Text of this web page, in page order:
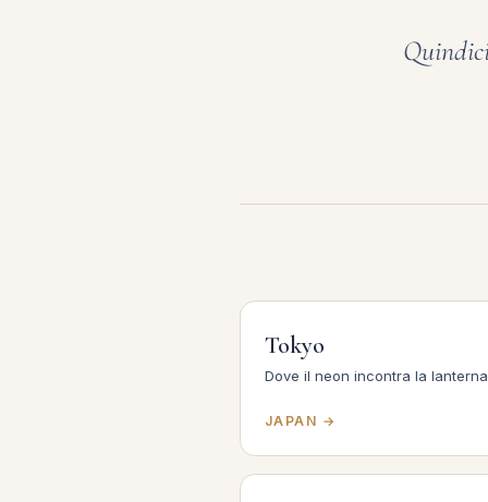
Tokyo
Dove il neon incontra la
JAPAN →